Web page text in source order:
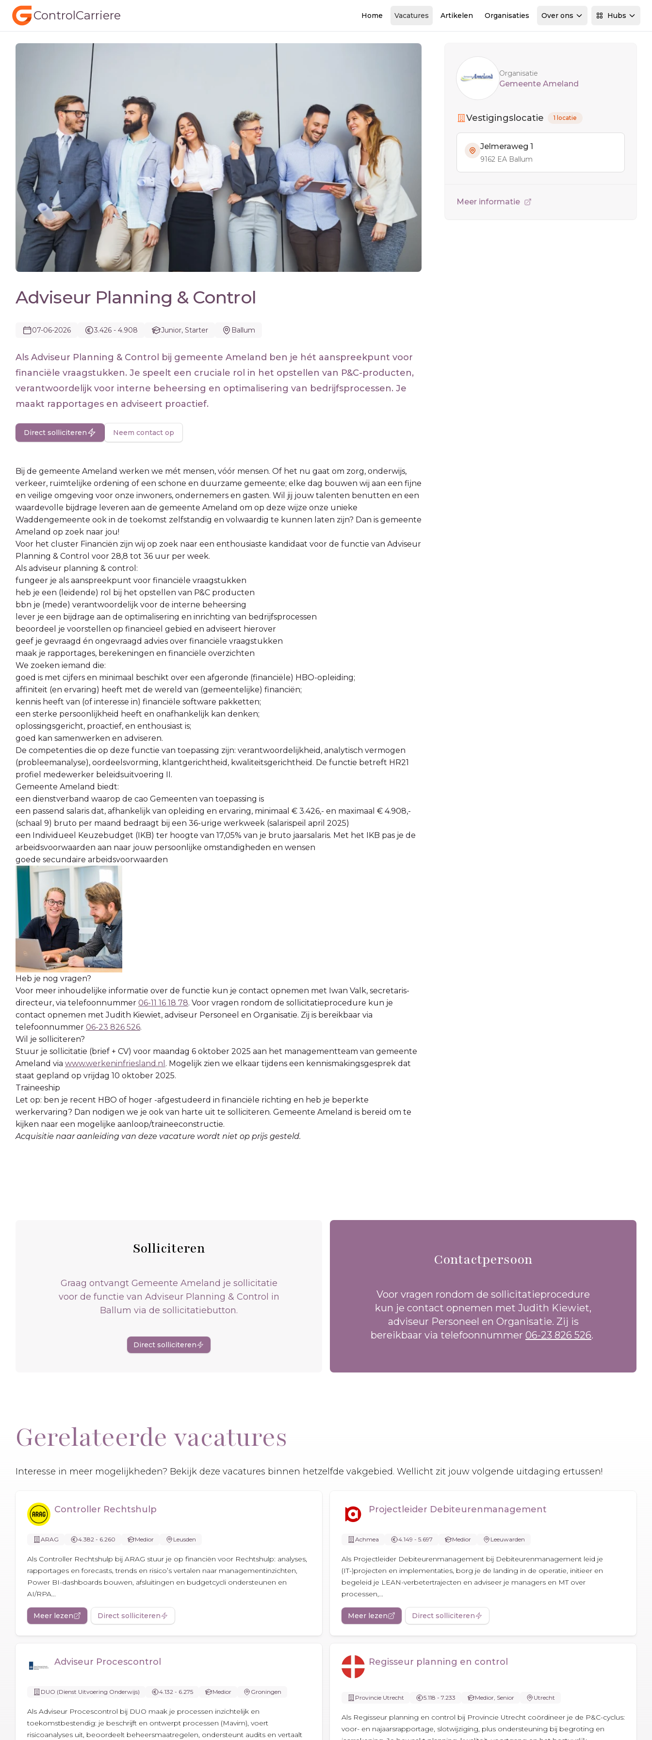
ControlCarriere Home Vacatures Artikelen Organisaties Over ons Hubs
Adviseur Planning & Control
07-06-2026 3.426 - 4.908 Junior, Starter Ballum
Als Adviseur Planning & Control bij gemeente Ameland ben je hét aanspreekpunt voor
financiële vraagstukken. Je speelt een cruciale rol in het opstellen van P&C-producten,
verantwoordelijk voor interne beheersing en optimalisering van bedrijfsprocessen. Je
maakt rapportages en adviseert proactief.
Direct solliciteren Neem contact op
Bij de gemeente Ameland werken we mét mensen, vóór mensen. Of het nu gaat om zorg, onderwijs,
verkeer, ruimtelijke ordening of een schone en duurzame gemeente; elke dag bouwen wij aan een fijne
en veilige omgeving voor onze inwoners, ondernemers en gasten. Wil jij jouw talenten benutten en een
waardevolle bijdrage leveren aan de gemeente Ameland om op deze wijze onze unieke
Waddengemeente ook in de toekomst zelfstandig en volwaardig te kunnen laten zijn? Dan is gemeente
Ameland op zoek naar jou!
Voor het cluster Financiën zijn wij op zoek naar een enthousiaste kandidaat voor de functie van Adviseur
Planning & Control voor 28,8 tot 36 uur per week.
Als adviseur planning & control:
fungeer je als aanspreekpunt voor financiële vraagstukken
heb je een (leidende) rol bij het opstellen van P&C producten
bbn je (mede) verantwoordelijk voor de interne beheersing
lever je een bijdrage aan de optimalisering en inrichting van bedrijfsprocessen
beoordeel je voorstellen op financieel gebied en adviseert hierover
geef je gevraagd én ongevraagd advies over financiële vraagstukken
maak je rapportages, berekeningen en financiële overzichten
We zoeken iemand die:
goed is met cijfers en minimaal beschikt over een afgeronde (financiële) HBO-opleiding;
affiniteit (en ervaring) heeft met de wereld van (gemeentelijke) financiën;
kennis heeft van (of interesse in) financiële software pakketten;
een sterke persoonlijkheid heeft en onafhankelijk kan denken;
oplossingsgericht, proactief, en enthousiast is;
goed kan samenwerken en adviseren.
De competenties die op deze functie van toepassing zijn: verantwoordelijkheid, analytisch vermogen
(probleemanalyse), oordeelsvorming, klantgerichtheid, kwaliteitsgerichtheid. De functie betreft HR21
profiel medewerker beleidsuitvoering II.
Gemeente Ameland biedt:
een dienstverband waarop de cao Gemeenten van toepassing is
een passend salaris dat, afhankelijk van opleiding en ervaring, minimaal € 3.426,- en maximaal € 4.908,-
(schaal 9) bruto per maand bedraagt bij een 36-urige werkweek (salarispeil april 2025)
een Individueel Keuzebudget (IKB) ter hoogte van 17,05% van je bruto jaarsalaris. Met het IKB pas je de
arbeidsvoorwaarden aan naar jouw persoonlijke omstandigheden en wensen
goede secundaire arbeidsvoorwaarden
Heb je nog vragen?
Voor meer inhoudelijke informatie over de functie kun je contact opnemen met Iwan Valk, secretaris-
directeur, via telefoonnummer 06-11 16 18 78. Voor vragen rondom de sollicitatieprocedure kun je
contact opnemen met Judith Kiewiet, adviseur Personeel en Organisatie. Zij is bereikbaar via
telefoonnummer 06-23 826 526.
Wil je solliciteren?
Stuur je sollicitatie (brief + CV) voor maandag 6 oktober 2025 aan het managementteam van gemeente
Ameland via www.werkeninfriesland.nl . Mogelijk zien we elkaar tijdens een kennismakingsgesprek dat
staat gepland op vrijdag 10 oktober 2025.
Traineeship
Let op: ben je recent HBO of hoger -afgestudeerd in financiële richting en heb je beperkte
werkervaring? Dan nodigen we je ook van harte uit te solliciteren. Gemeente Ameland is bereid om te
kijken naar een mogelijke aanloop/traineeconstructie.
Acquisitie naar aanleiding van deze vacature wordt niet op prijs gesteld.
Organisatie
Gemeente Ameland
Vestigingslocatie 1 locatie
Jelmeraweg 1
9162 EA Ballum
Meer informatie
Solliciteren
Graag ontvangt Gemeente Ameland je sollicitatie
voor de functie van Adviseur Planning & Control in
Ballum via de sollicitatiebutton.
Direct solliciteren
Contactpersoon
Voor vragen rondom de sollicitatieprocedure
kun je contact opnemen met Judith Kiewiet,
adviseur Personeel en Organisatie. Zij is
bereikbaar via telefoonnummer 06-23 826 526.
Gerelateerde vacatures
Interesse in meer mogelijkheden? Bekijk deze vacatures binnen hetzelfde vakgebied. Wellicht zit jouw volgende uitdaging ertussen!
Controller Rechtshulp
ARAG 4.382 - 6.260 Medior Leusden
Als Controller Rechtshulp bij ARAG stuur je op financiën voor Rechtshulp: analyses,
rapportages en forecasts, trends en risico’s vertalen naar managementinzichten,
Power BI-dashboards bouwen, afsluitingen en budgetcycli ondersteunen en
AI/RPA...
Meer lezen Direct solliciteren
Projectleider Debiteurenmanagement
Achmea 4.149 - 5.697 Medior Leeuwarden
Als Projectleider Debiteurenmanagement bij Debiteurenmanagement leid je
(IT-)projecten en implementaties, borg je de landing in de operatie, initieer en
begeleid je LEAN-verbetertrajecten en adviseer je managers en MT over
processen,...
Meer lezen Direct solliciteren
Adviseur Procescontrol
DUO (Dienst Uitvoering Onderwijs) 4.132 - 6.275 Medior Groningen
Als Adviseur Procescontrol bij DUO maak je processen inzichtelijk en
toekomstbestendig: je beschrijft en ontwerpt processen (Mavim), voert
risicoanalyses uit, beoordeelt beheersmaatregelen, ondersteunt audits en vertaalt
Regisseur planning en control
Provincie Utrecht 5.118 - 7.233 Medior, Senior Utrecht
Als Regisseur planning en control bij Provincie Utrecht coördineer je de P&C-cyclus:
voor- en najaarsrapportage, slotwijziging, plus ondersteuning bij begroting en